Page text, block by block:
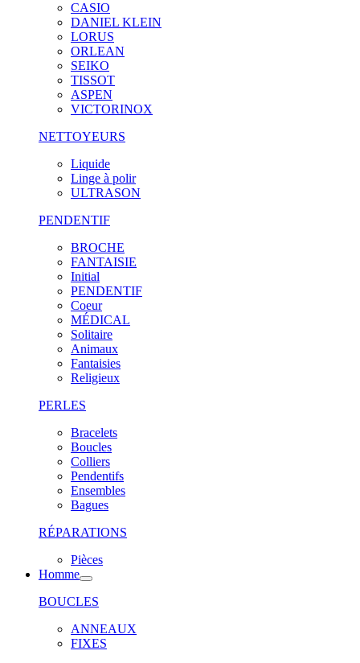
CASIO
DANIEL KLEIN
LORUS
ORLEAN
SEIKO
TISSOT
ASPEN
VICTORINOX
NETTOYEURS
Liquide
Linge à polir
ULTRASON
PENDENTIF
BROCHE
FANTAISIE
Initial
PENDENTIF
Coeur
MÉDICAL
Solitaire
Animaux
Fantaisies
Religieux
PERLES
Bracelets
Boucles
Colliers
Pendentifs
Ensembles
Bagues
RÉPARATIONS
Pièces
Homme
BOUCLES
ANNEAUX
FIXES